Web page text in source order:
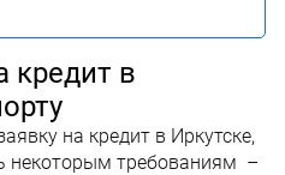
кредит в
на кредит в Иркутске,
некоторым требованиям –